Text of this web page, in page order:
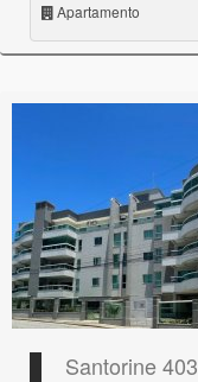
Apartamento
Santorine 403